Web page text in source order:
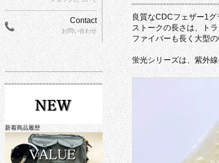
良質なCDCフェザー1
ストークの長さは、ト
ファイバーも長く大型
蛍光シリーズは、紫外
Contact
お問い合わせ
新着商品履歴